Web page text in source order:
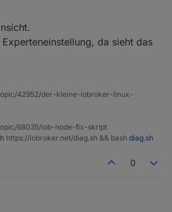
gehen = Einstellungen und im
noch nicht gedanken lesen ;)
Abend
da sieht das
42952/der-kleine-iobroker-linux-
68035/iob-node-fix-skript
https://iobroker.net/diag.sh && bash diag.sh
0